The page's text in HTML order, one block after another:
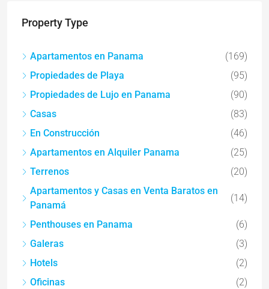
Property Type
Apartamentos en Panama
(169)
Propiedades de Playa
(95)
Propiedades de Lujo en Panama
(90)
Casas
(83)
En Construcción
(46)
Apartamentos en Alquiler Panama
(25)
Terrenos
(20)
Apartamentos y Casas en Venta Baratos en
Panamá
(14)
Penthouses en Panama
(6)
Galeras
(3)
Hotels
(2)
Oficinas
(2)